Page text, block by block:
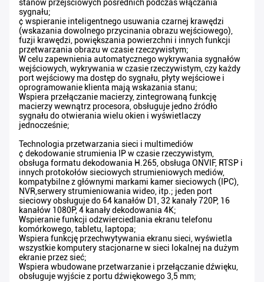
stanów przejściowych pośrednich podczas włączania
sygnału;
¢ wspieranie inteligentnego usuwania czarnej krawędzi
(wskazania dowolnego przycinania obrazu wejściowego),
fuzji krawędzi, powiększania powierzchni i innych funkcji
przetwarzania obrazu w czasie rzeczywistym;
W celu zapewnienia automatycznego wykrywania sygnałów
wejściowych, wykrywania w czasie rzeczywistym, czy każdy
port wejściowy ma dostęp do sygnału, płyty wejściowe i
oprogramowanie klienta mają wskazania stanu;
Wspiera przełączanie macierzy, zintegrowaną funkcję
macierzy wewnątrz procesora, obsługuje jedno źródło
sygnału do otwierania wielu okien i wyświetlaczy
jednocześnie;
Technologia przetwarzania sieci i multimediów
¢ dekodowanie strumienia IP w czasie rzeczywistym,
obsługa formatu dekodowania H.265, obsługa ONVIF, RTSP i
innych protokołów sieciowych strumieniowych mediów,
kompatybilne z głównymi markami kamer sieciowych (IPC),
NVR,serwery strumieniowania wideo, itp.; jeden port
sieciowy obsługuje do 64 kanałów D1, 32 kanały 720P, 16
kanałów 1080P, 4 kanały dekodowania 4K;
Wspieranie funkcji odzwierciedlania ekranu telefonu
komórkowego, tabletu, laptopa;
Wspiera funkcję przechwytywania ekranu sieci, wyświetla
wszystkie komputery stacjonarne w sieci lokalnej na dużym
ekranie przez sieć;
Wspiera wbudowane przetwarzanie i przełączanie dźwięku,
obsługuje wyjście z portu dźwiękowego 3,5 mm;